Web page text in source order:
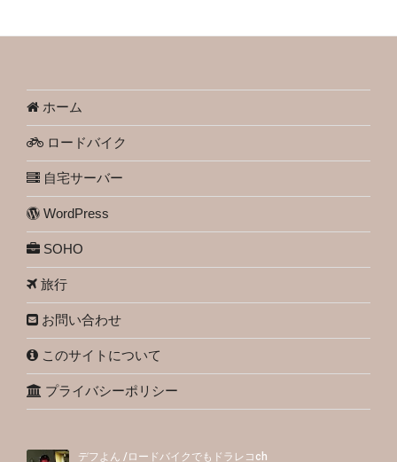
ホーム
ロードバイク
自宅サーバー
WordPress
SOHO
旅行
お問い合わせ
このサイトについて
プライバシーポリシー